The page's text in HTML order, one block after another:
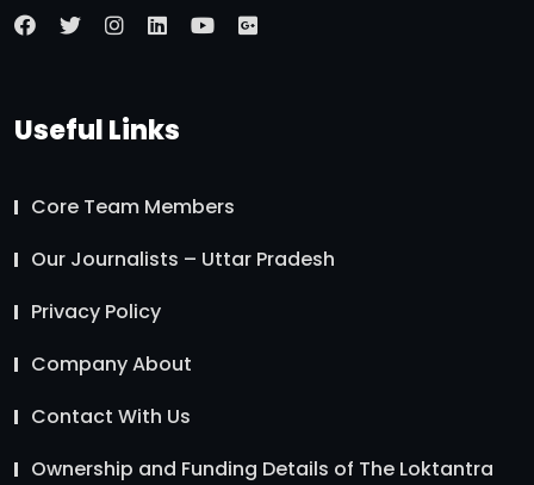
Useful Links
Core Team Members
Our Journalists – Uttar Pradesh
Privacy Policy
Company About
Contact With Us
Ownership and Funding Details of The Loktantra